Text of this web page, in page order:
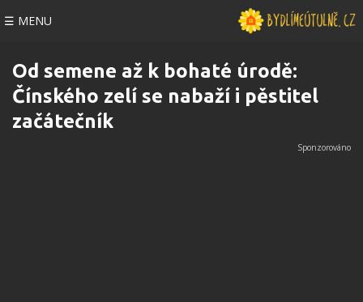
☰ MENU
Od semene až k bohaté úrodě:
Čínského zelí se nabaží i pěstitel
začátečník